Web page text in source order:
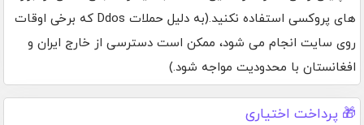
های پروکسی استفاده نکنید.(به دلیل حملات Ddos که برخی اوقات
روی سایت انجام می شود، ممکن است دسترسی از خارج ایران و
افغانستان با محدودیت مواجه شود.)
🎁 پرداخت اختیاری